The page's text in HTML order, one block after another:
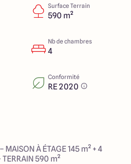
Surface Terrain
590 m²
Nb de chambres
4
Conformité
RE 2020
À ÉTAGE 145 m² + 4
TERRAIN 590 m²